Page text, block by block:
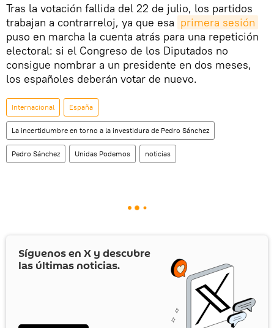
​Tras la votación fallida del 22 de julio, los partidos
trabajan a contrarreloj, ya que esa primera sesión
puso en marcha la cuenta atrás para una repetición
electoral: si el Congreso de los Diputados no
consigue nombrar a un presidente en dos meses,
los españoles deberán votar de nuevo.
Internacional España
La incertidumbre en torno a la investidura de Pedro Sánchez
Pedro Sánchez Unidas Podemos noticias
Síguenos en X y descubre
las últimas noticias.